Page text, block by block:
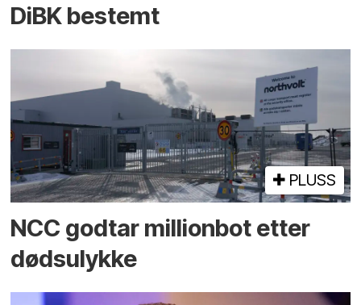
DiBK bestemt
PLUSS
NCC godtar millionbot etter
dødsulykke